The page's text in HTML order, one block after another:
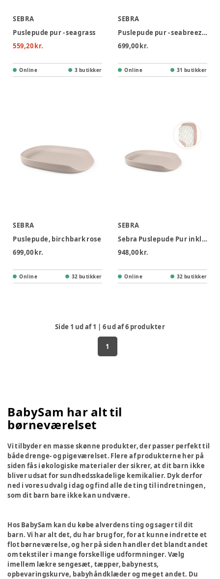
SEBRA
Puslepude pur - seagrass
559,20 kr.
Online 3 butikker
SEBRA
Puslepude pur - seabreeze beige
699,00 kr.
Online 31 butikker
SEBRA
Puslepude, birchbark rose
699,00 kr.
Online 32 butikker
SEBRA
Sebra Puslepude Pur inkl. pusleunderlag - Rosa
948,00 kr.
Online 32 butikker
Side 1 ud af1 | 6ud af6 produkter
1
BabySam har alt til
børneværelset
Vi tilbyder en masse skønne produkter, der passer perfekt til
både drenge- og pigeværelset. Flere af produkterne her på
siden fås i økologiske materialer der sikrer, at dit barn ikke
bliver udsat for sundhedsskadelige kemikalier. Dyk derfor
ned i vores udvalg i dag og find alle de ting til indretningen,
som dit barn bare ikke kan undvære.
Hos BabySam kan du købe alverdens ting og sager til dit
barn. Vi har alt det, du har brug for, for at kunne indrette et
flot børneværelse, og her på siden handler det blandt andet
om tekstiler i mange forskellige udformninger. Vælg
imellem lækre sengesæt, tæpper, babynests,
opbevaringskurve, babyhåndklæder og meget andet. Du